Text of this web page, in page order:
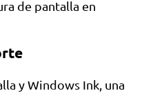
de pantalla en
y Windows Ink, una